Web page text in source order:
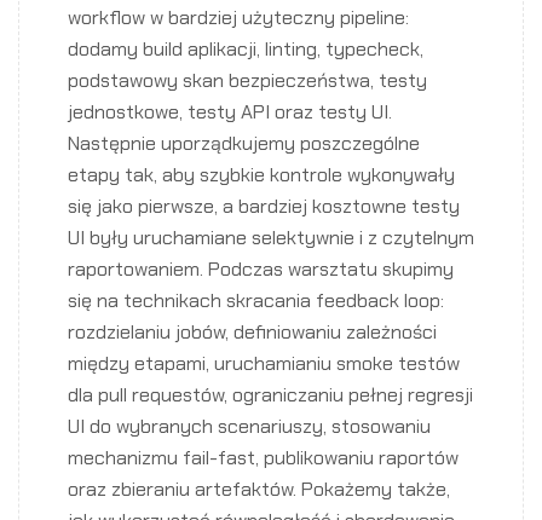
workflow w bardziej użyteczny pipeline:
dodamy build aplikacji, linting, typecheck,
podstawowy skan bezpieczeństwa, testy
jednostkowe, testy API oraz testy UI.
Następnie uporządkujemy poszczególne
etapy tak, aby szybkie kontrole wykonywały
się jako pierwsze, a bardziej kosztowne testy
UI były uruchamiane selektywnie i z czytelnym
raportowaniem. Podczas warsztatu skupimy
się na technikach skracania feedback loop:
rozdzielaniu jobów, definiowaniu zależności
między etapami, uruchamianiu smoke testów
dla pull requestów, ograniczaniu pełnej regresji
UI do wybranych scenariuszy, stosowaniu
mechanizmu fail-fast, publikowaniu raportów
oraz zbieraniu artefaktów. Pokażemy także,